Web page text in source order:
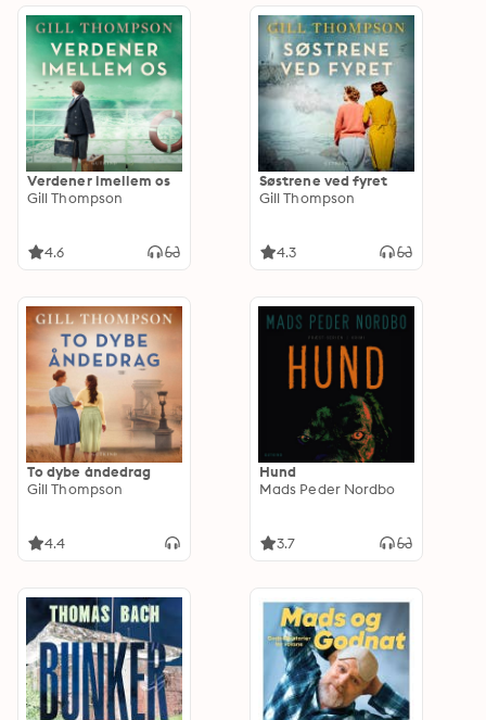
Verdener imellem os
Gill Thompson
4.6
Søstrene ved fyret
Gill Thompson
4.3
To dybe åndedrag
Gill Thompson
4.4
Hund
Mads Peder Nordbo
3.7